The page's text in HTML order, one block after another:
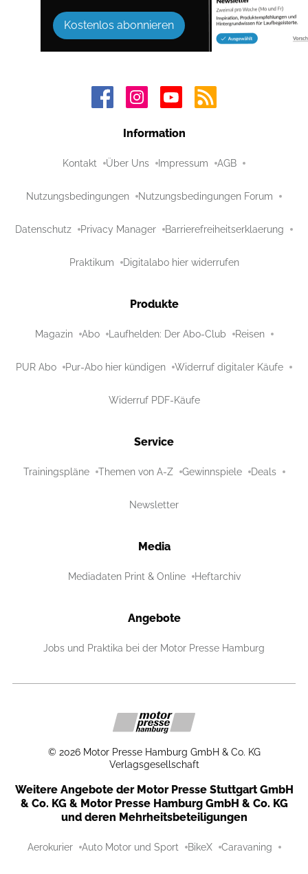
Kostenlos abonnieren
Information
Kontakt Über Uns Impressum AGB
Nutzungsbedingungen Nutzungsbedingungen Forum
Datenschutz Privacy Manager Barrierefreiheitserklaerung
Praktikum Digitalabo hier widerrufen
Produkte
Magazin Abo Laufhelden: Der Abo-Club Reisen
PUR Abo Pur-Abo hier kündigen Widerruf digitaler Käufe
Widerruf PDF-Käufe
Service
Trainingspläne Themen von A-Z Gewinnspiele Deals
Newsletter
Media
Mediadaten Print & Online Heftarchiv
Angebote
Jobs und Praktika bei der Motor Presse Hamburg
© 2026 Motor Presse Hamburg GmbH & Co. KG
Verlagsgesellschaft
Weitere Angebote der Motor Presse Stuttgart GmbH
& Co. KG & Motor Presse Hamburg GmbH & Co. KG
und deren Mehrheitsbeteiligungen
Aerokurier Auto Motor und Sport BikeX Caravaning